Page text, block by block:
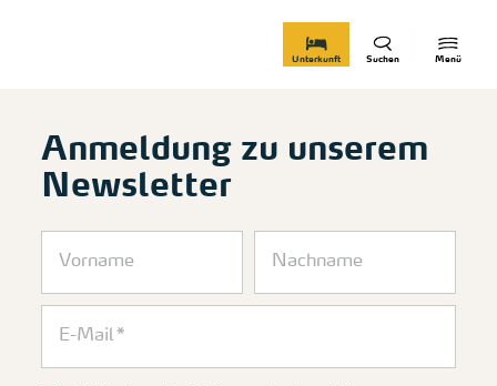
Menü
Suchen
Unterkunft
Anmeldung zu unserem
Newsletter